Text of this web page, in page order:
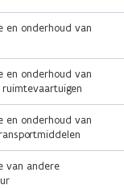
en onderhoud van
en onderhoud van
en onderhoud van
van andere